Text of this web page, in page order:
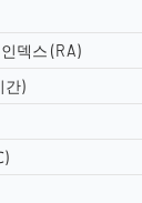
덱스 (RA)
간)